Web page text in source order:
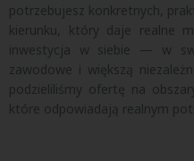
potrzebujesz konkretnych,
kierunku, który daje realne
inwestycja w siebie — w
zawodowe i większą
podzieliliśmy ofertę na
które odpowiadają realnym